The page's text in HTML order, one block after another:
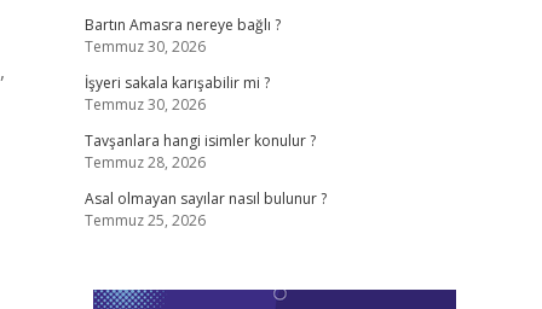
Bartın Amasra nereye bağlı ?
Temmuz 30, 2026
İşyeri sakala karışabilir mi ?
Temmuz 30, 2026
Tavşanlara hangi isimler konulur ?
Temmuz 28, 2026
Asal olmayan sayılar nasıl bulunur ?
Temmuz 25, 2026